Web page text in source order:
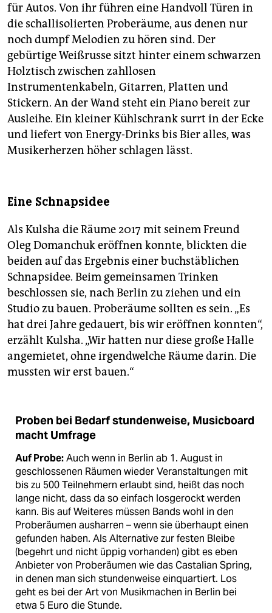
für Autos. Von ihr führen eine Handvoll Türen in
die schallisolierten Proberäume, aus denen nur
noch dumpf Melodien zu hören sind. Der
gebürtige Weißrusse sitzt hinter einem schwarzen
Holztisch zwischen zahllosen
Instrumentenkabeln, Gitarren, Platten und
Stickern. An der Wand steht ein Piano bereit zur
Ausleihe. Ein kleiner Kühlschrank surrt in der Ecke
und liefert von Energy-Drinks bis Bier alles, was
Musikerherzen höher schlagen lässt.
Eine Schnapsidee
Als Kulsha die Räume 2017 mit seinem Freund
Oleg Domanchuk eröffnen konnte, blickten die
beiden auf das Ergebnis einer buchstäblichen
Schnapsidee. Beim gemeinsamen Trinken
beschlossen sie, nach Berlin zu ziehen und ein
Studio zu bauen. Proberäume sollten es sein. „Es
hat drei Jahre gedauert, bis wir eröffnen konnten“,
erzählt Kulsha. „Wir hatten nur diese große Halle
angemietet, ohne irgendwelche Räume darin. Die
mussten wir erst bauen.“
Proben bei Bedarf stundenweise, Musicboard
macht Umfrage
Auf Probe:Auch wenn in Berlin ab 1. August in
geschlossenen Räumen wieder Veranstaltungen mit
bis zu 500 Teilnehmern erlaubt sind, heißt das noch
lange nicht, dass da so einfach losgerockt werden
kann. Bis auf Weiteres müssen Bands wohl in den
Proberäumen ausharren – wenn sie überhaupt einen
gefunden haben. Als Alternative zur festen Bleibe
(begehrt und nicht üppig vorhanden) gibt es eben
Anbieter von Proberäumen wie das Castalian Spring,
in denen man sich stundenweise einquartiert. Los
geht es bei der Art von Musikmachen in Berlin bei
etwa 5 Euro die Stunde.